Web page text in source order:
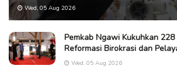
Wed, 05 Aug 2026
Pemkab Ngawi Kukuhkan
Reformasi Birokrasi dan
Wed, 05 Aug 2026